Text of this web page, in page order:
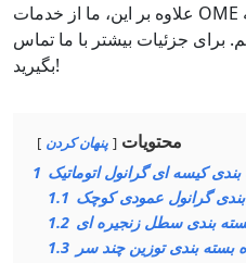
علاوه بر این، ما از خدمات OME برای مطابقت با نیازهای بسته
برای جزئیات بیشتر با ما تماس
بگیرید!
محتویات پنهان کردن
1
1.1
1.2
1.3